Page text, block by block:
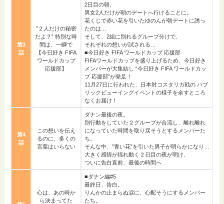
第3
話
”２人だけの秘密
だよ？” 特別な時
間は、一瞬で
【今日好き FIFA
ワールドカップ
応援部】
2日目の朝、
男女2人だけが朝のデートへ行けることに。
花くじで赤い花を引いたゆのんが朝デートに誘っ
たのは…
そして、2組に別れるグループ分けで、
それぞれの想いが試される…
■今日好き FIFA ワールドカップ 応援部
FIFAワールドカップを盛り上げるため、今日好き
メンバーが大集結し “今日好き FIFA ワールドカッ
プ 応援部”が発足！
11月27日に行われた、日本対コスタリカ戦の パブ
リックビューイングイベントの様子を余すところ
なくお届け！
第4
話
この想いを伝え
るのに、多くの
言葉はいらない
ダナン最後の夜。
別行動をしていた２グループが合流し、離れ離れ
になっていた時間を取り戻そうとするメンバーた
ち。
そんな中、”青い花”を引いた男子が明らかになり…
大きく感情が揺れ動く２日目の夜が明け、
ついに告白直前、最後の時間へ
心は、あの時か
ら決まってた
■ダナン編#5
最終日、告白。
りんかの止まらぬ涙に、心配そうにするメンバー
たち。